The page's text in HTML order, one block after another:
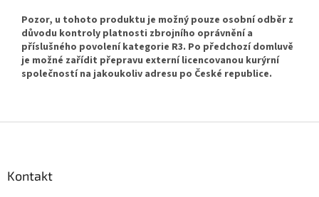
Pozor, u tohoto produktu je možný pouze osobní odběr z
důvodu kontroly platnosti zbrojního oprávnění a
příslušného povolení kategorie R3. Po předchozí domluvě
je možné zařídit přepravu externí licencovanou kurýrní
společností na jakoukoliv adresu po České republice.
Kontakt